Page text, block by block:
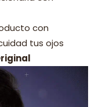
con
tus ojos